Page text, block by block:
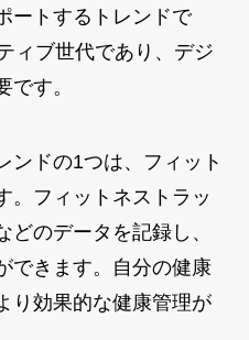
ートするトレンドで
ィブ世代であり、デジ
です。
ンドの1つは、フィット
。フィットネストラッ
どのデータを記録し、
できます。自分の健康
り効果的な健康管理が